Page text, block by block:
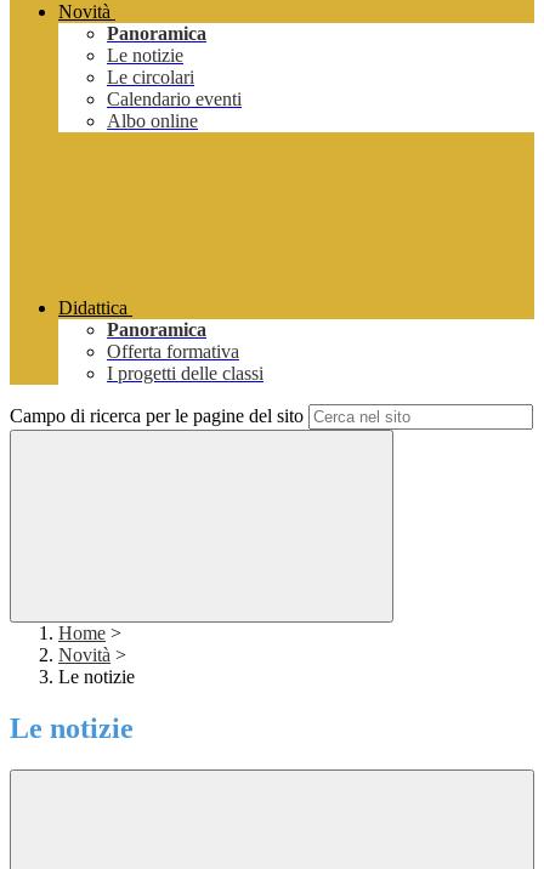
Novità
Panoramica
Le notizie
Le circolari
Calendario eventi
Albo online
Didattica
Panoramica
Offerta formativa
I progetti delle classi
Campo di ricerca per le pagine del sito
Home >
Novità >
Le notizie
Le notizie